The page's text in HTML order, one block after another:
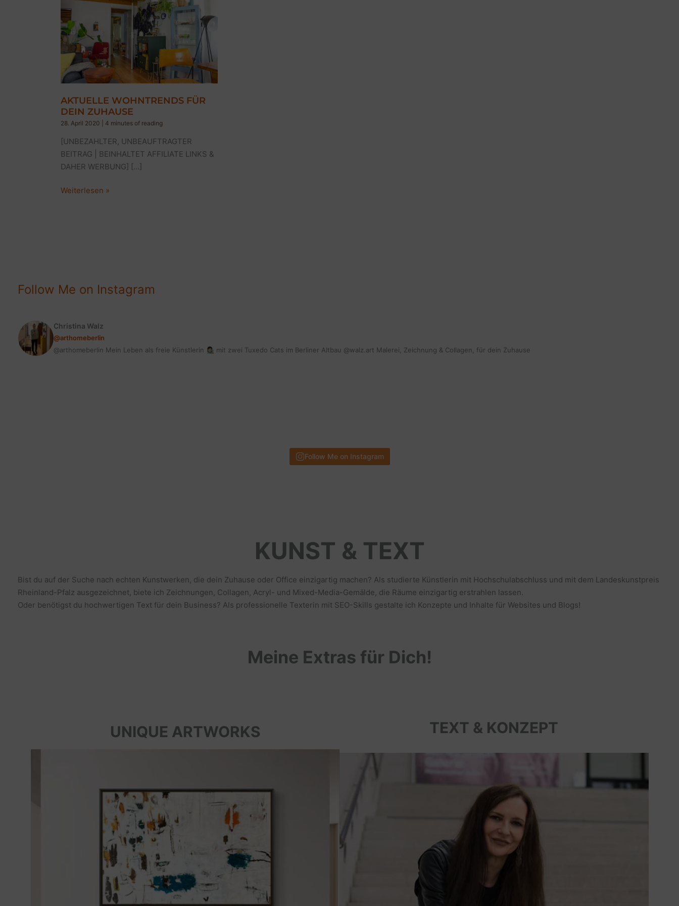
AKTUELLE WOHNTRENDS FÜR
DEIN ZUHAUSE
28. April 2020 4 minutes of reading
[UNBEZAHLTER, UNBEAUFTRAGTER
BEITRAG | BEINHALTET AFFILIATE LINKS &
DAHER WERBUNG] […]
AKTUELLE
Weiterlesen »
Follow Me on Instagram
Christina Walz
@arthomeberlin
@arthomeberlin Mein Leben als freie Künstlerin 👩🏻‍🎨 mit zwei Tuxedo Cats im Berliner Altbau @walz.art Malerei, Zeichnung & Collagen, für dein Zuhause
Follow Me on Instagram
KUNST & TEXT
Bist du auf der Suche nach echten Kunstwerken, die dein Zuhause oder Office einzigartig machen? Als studierte Künstlerin mit Hochschulabschluss und mit dem Landeskunstpreis
Rheinland-Pfalz ausgezeichnet, biete ich Zeichnungen, Collagen, Acryl- und Mixed-Media-Gemälde, die Räume einzigartig erstrahlen lassen.
Oder benötigst du hochwertigen Text für dein Business? Als professionelle Texterin mit SEO-Skills gestalte ich Konzepte und Inhalte für Websites und Blogs!
Meine Extras für Dich!
UNIQUE ARTWORKS TEXT & KONZEPT